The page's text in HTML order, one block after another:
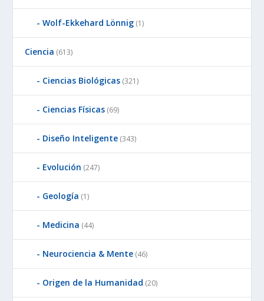
Wolf-Ekkehard Lönnig (1)
Ciencia (613)
Ciencias Biológicas (321)
Ciencias Físicas (69)
Diseño Inteligente (343)
Evolución (247)
Geología (1)
Medicina (44)
Neurociencia & Mente (46)
Origen de la Humanidad (20)